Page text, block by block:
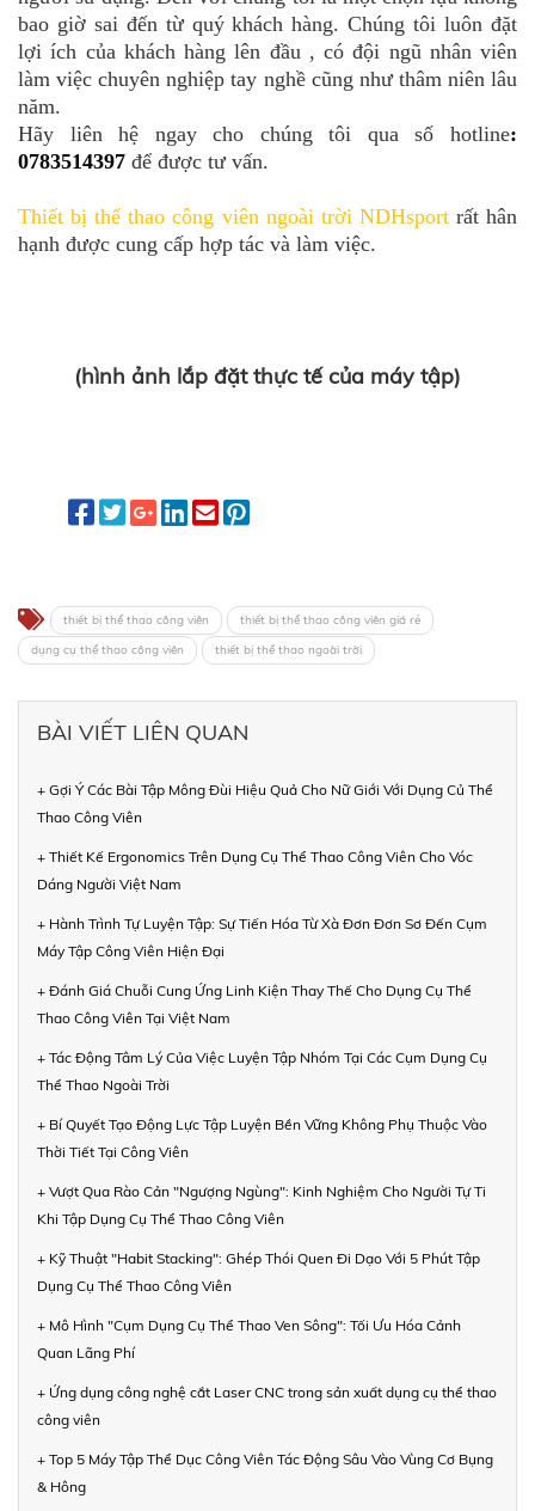
bao giờ sai đến từ quý khách hàng. Chúng tôi luôn đặt
lợi ích của khách hàng lên đầu , có đội ngũ nhân viên
làm việc chuyên nghiệp tay nghề cũng như thâm niên lâu
năm.
Hãy liên hệ ngay cho chúng tôi qua số hotline:
0783514397 để được tư vấn.
Thiết bị thể thao công viên ngoài trời NDHsport rất hân
hạnh được cung cấp hợp tác và làm việc.
(hình ảnh lắp đặt thực tế của máy tập)
thiết bị thể thao công viên
thiết bị thể thao công viên giá rẻ
dụng cụ thể thao công viên
thiết bị thể thao ngoài trời
BÀI VIẾT LIÊN QUAN
+ Gợi Ý Các Bài Tập Mông Đùi Hiệu Quả Cho Nữ Giới Với Dụng Củ Thể
Thao Công Viên
+ Thiết Kế Ergonomics Trên Dụng Cụ Thể Thao Công Viên Cho Vóc
Dáng Người Việt Nam
+ Hành Trình Tự Luyện Tập: Sự Tiến Hóa Từ Xà Đơn Đơn Sơ Đến Cụm
Máy Tập Công Viên Hiện Đại
+ Đánh Giá Chuỗi Cung Ứng Linh Kiện Thay Thế Cho Dụng Cụ Thể
Thao Công Viên Tại Việt Nam
+ Tác Động Tâm Lý Của Việc Luyện Tập Nhóm Tại Các Cụm Dụng Cụ
Thể Thao Ngoài Trời
+ Bí Quyết Tạo Động Lực Tập Luyện Bền Vững Không Phụ Thuộc Vào
Thời Tiết Tại Công Viên
+ Vượt Qua Rào Cản "Ngượng Ngùng": Kinh Nghiệm Cho Người Tự Ti
Khi Tập Dụng Cụ Thể Thao Công Viên
+ Kỹ Thuật "Habit Stacking": Ghép Thói Quen Đi Dạo Với 5 Phút Tập
Dụng Cụ Thể Thao Công Viên
+ Mô Hình "Cụm Dụng Cụ Thể Thao Ven Sông": Tối Ưu Hóa Cảnh
Quan Lãng Phí
+ Ứng dụng công nghệ cắt Laser CNC trong sản xuất dụng cụ thể thao
công viên
+ Top 5 Máy Tập Thể Dục Công Viên Tác Động Sâu Vào Vùng Cơ Bụng
& Hông